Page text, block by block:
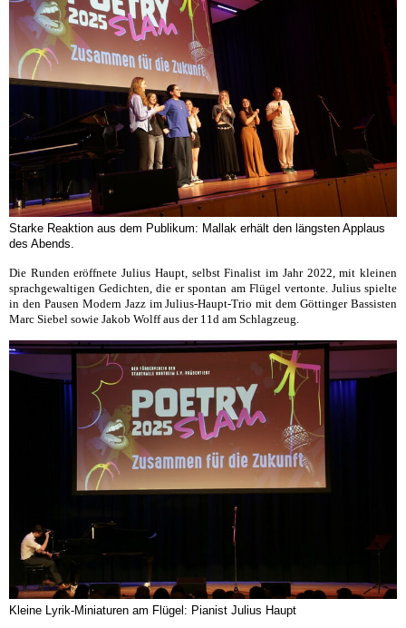
Starke Reaktion aus dem Publikum: Mallak erhält den längsten Applaus
des Abends.
Die Runden eröffnete Julius Haupt, selbst Finalist im Jahr 2022, mit kleinen
sprachgewaltigen Gedichten, die er spontan am Flügel vertonte. Julius spielte
in den Pausen Modern Jazz im Julius-Haupt-Trio mit dem Göttinger Bassisten
Marc Siebel sowie Jakob Wolff aus der 11d am Schlagzeug.
Kleine Lyrik-Miniaturen am Flügel: Pianist Julius Haupt